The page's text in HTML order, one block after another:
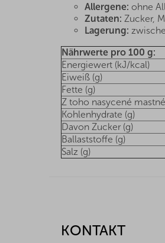
Allergene: ohne
Zutaten: Zucker,
Lagerung:
Nährwerte pro 100 g:
Energiewert (kJ/kcal)
Eiweiß (g)
Fette (g)
Z toho nasycené
Kohlenhydrate (g)
Davon Zucker (g)
Ballaststoffe (g)
Salz (g)
KONTAKT